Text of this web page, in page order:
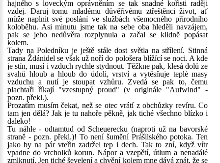
hajného s loveckým oprávněním se tak snadné kořisti raději
vzdej. Daruj tomu mladému důvěřivému ztřeštěnci život, ať
může naplnit své poslání ve službách všemocného přírodního
koloběhu. Asi minutu jsme tak na sebe oba hleděli navzájem,
pak se jeho nedůvěra rozplynula a začal se klidně popásat
kolem.
Tady na Poledníku je ještě stále dost světla na střílení. Stinná
strana Ždánidel se však už noří do pološera blížící se noci. A kde
je stín, musí i vzduch rychle stydnout. Těžkne pak, klesá dolů ze
svahů hloub a hloub do údolí, vrství a vytěsňuje teplé masy
vzduchu a nutí je stoupat vzhůru. Zvedá se pak to, čemu
plachtaři říkají "vzestupný proud" (v originále "Aufwind" -
pozn. překl.).
Prozatím musím čekat, než se otec vrátí z obchůzky revíru. Co
tam jen dělá? Jak je tu nahoře pěkně, jak tiché všechno blízko i
daleko!
Tu náhle - odtamtud od Scheuerecku (naproti už na bavorské
straně - pozn. překl.)! To není šumění Prášilského potoka. Ten
jako by na pár vteřin zadržel tep i dech. Tak to zní, když vítr
vpadne do vrcholků korun. Nápor a vzepětí, útlum a nenadálé
zmlknutí. Jen tiché ševelení a chvění kolem mne dává znát, že se